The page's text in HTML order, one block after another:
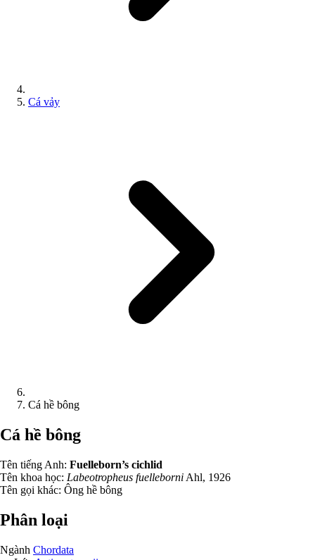
Cá vảy
Cá hề bông
Cá hề bông
Tên tiếng Anh: Fuelleborn’s cichlid
Tên khoa học: Labeotropheus fuelleborni Ahl, 1926
Tên gọi khác: Ông hề bông
Phân loại
Ngành Chordata